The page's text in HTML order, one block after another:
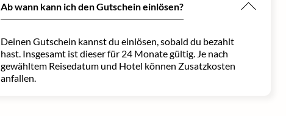
Ab wann kann ich den Gutschein einlösen?
Deinen Gutschein kannst du einlösen, sobald du bezahlt
hast. Insgesamt ist dieser für 24 Monate gültig. Je nach
gewähltem Reisedatum und Hotel können Zusatzkosten
anfallen.